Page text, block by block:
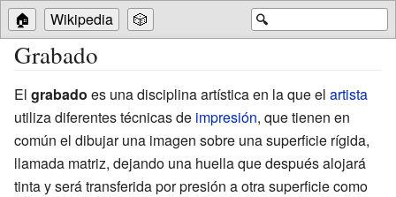
🔍
🏠 Wikipedia 🎲
Grabado
El grabado es una disciplina artística en la que el artista
utiliza diferentes técnicas de impresión, que tienen en
común el dibujar una imagen sobre una superficie rígida,
llamada matriz, dejando una huella que después alojará
tinta y será transferida por presión a otra superficie como